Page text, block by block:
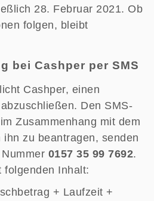
28. Februar 2021. Ob
folgen, bleibt
bei Cashper per SMS
Cashper, einen
abzuschließen. Den SMS-
Zusammenhang mit dem
zu beantragen, senden
0157 35 99 7692.
folgenden Inhalt:
+ Laufzeit +